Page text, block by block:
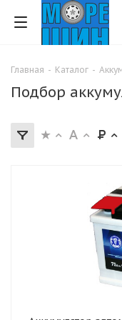
Главная - Каталог -
Подбор